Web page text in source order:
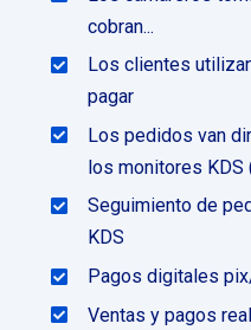
cobran...
Los clientes
pagar
Los pedidos van
los monitores
Seguimiento de
KDS
Pagos digitales
Ventas y pagos